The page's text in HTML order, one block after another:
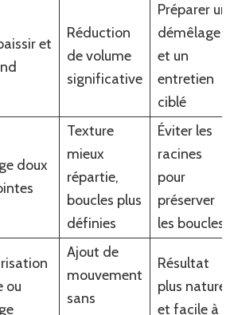
et
Réduction
de volume
significative
Préparer un
démêlage
et un
entretien
ciblé
doux
Texture
mieux
répartie,
boucles plus
définies
Éviter les
racines
pour
préserver
les boucles
ou
Ajout de
mouvement
sans
Résultat
plus naturel
et facile à